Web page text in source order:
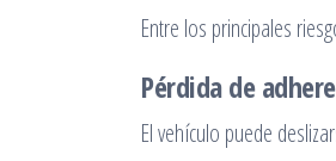
Entre los principales
Pérdida de
El vehículo puede